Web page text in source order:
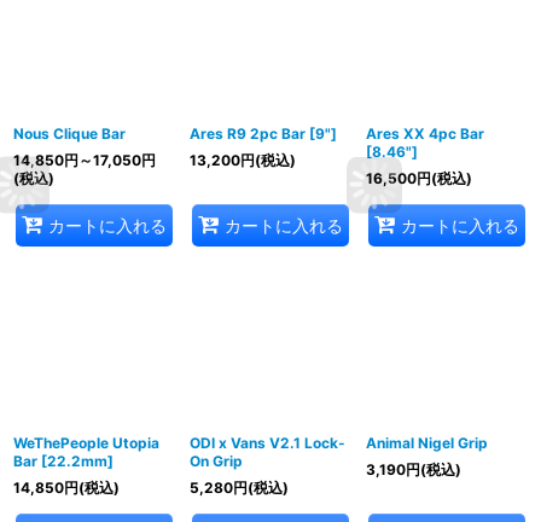
Nous Clique Bar
14,850円 ～17,050円
(税込)
カートに入れる
Ares R9 2pc Bar [9"]
13,200円(税込)
カートに入れる
Ares XX 4pc Bar
[8.46"]
16,500円(税込)
カートに入れる
WeThePeople Utopia
Bar [22.2mm]
14,850円(税込)
ODI x Vans V2.1 Lock-
On Grip
5,280円(税込)
Animal Nigel Grip
3,190円(税込)